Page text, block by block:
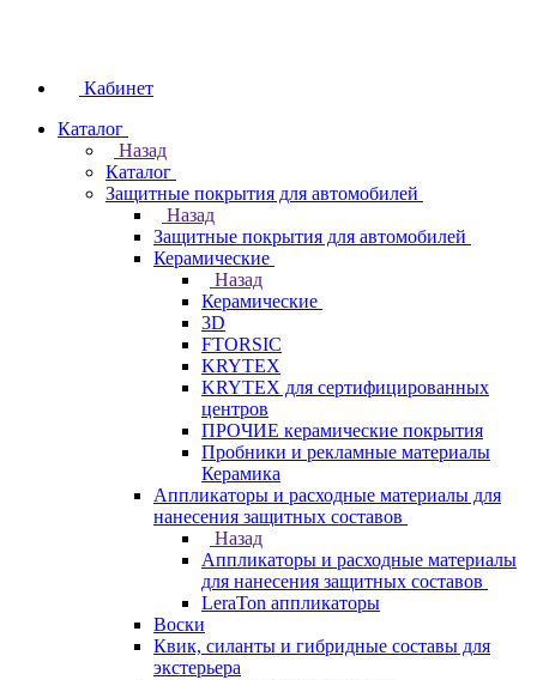
Кабинет
Каталог
Назад
Каталог
Защитные покрытия для автомобилей
Назад
Защитные покрытия для автомобилей
Керамические
Назад
Керамические
3D
FTORSIC
KRYTEX
KRYTEX для сертифицированных
центров
ПРОЧИЕ керамические покрытия
Пробники и рекламные материалы
Керамика
Аппликаторы и расходные материалы для
нанесения защитных составов
Назад
Аппликаторы и расходные материалы
для нанесения защитных составов
LeraTon аппликаторы
Воски
Квик, силанты и гибридные составы для
экстерьера